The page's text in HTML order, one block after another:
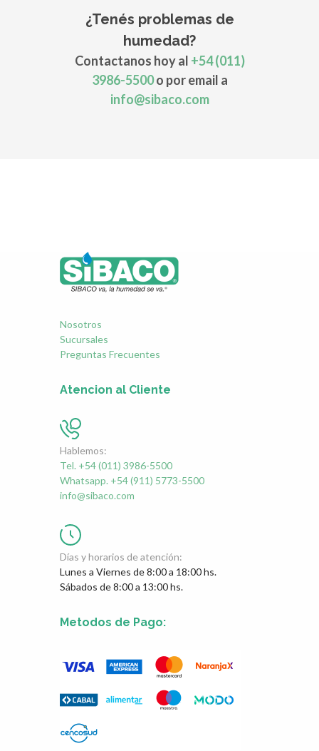
¿Tenés problemas de
humedad?
Contactanos hoy al +54 (011)
3986-5500o por email a
info@sibaco.com
Nosotros
Sucursales
Preguntas Frecuentes
Atencion al Cliente
Hablemos:
Tel. +54 (011) 3986-5500
Whatsapp. +54 (911) 5773-5500
info@sibaco.com
Días y horarios de atención:
Lunes a Viernes de 8:00 a 18:00 hs.
Sábados de 8:00 a 13:00 hs.
Metodos de Pago: